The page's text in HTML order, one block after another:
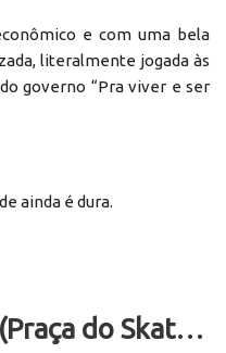
e com uma bela
literalmente jogada às
governo “Pra viver e ser
ainda é dura.
Praça Antonio Tito (Praça do Skate) em Porto Seguro está abandonada e jogada às traças.